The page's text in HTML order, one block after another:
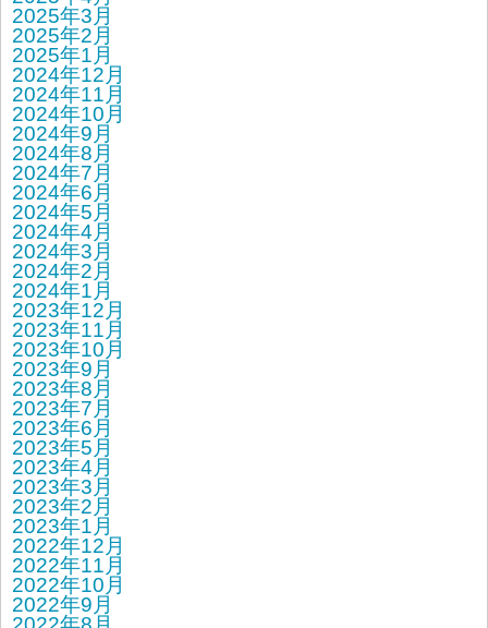
2025年3月
2025年2月
2025年1月
2024年12月
2024年11月
2024年10月
2024年9月
2024年8月
2024年7月
2024年6月
2024年5月
2024年4月
2024年3月
2024年2月
2024年1月
2023年12月
2023年11月
2023年10月
2023年9月
2023年8月
2023年7月
2023年6月
2023年5月
2023年4月
2023年3月
2023年2月
2023年1月
2022年12月
2022年11月
2022年10月
2022年9月